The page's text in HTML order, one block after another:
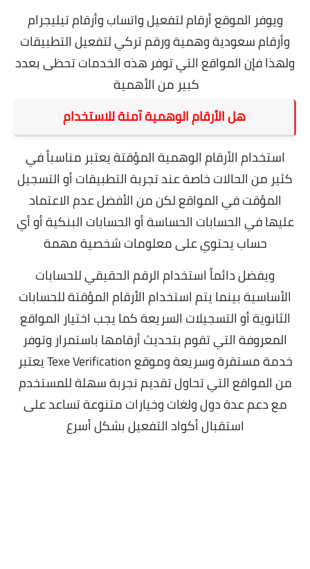
ويوفر الموقع أرقام لتفعيل واتساب وأرقام تيليجرام
وأرقام سعودية وهمية ورقم تركي لتفعيل التطبيقات
ولهذا فإن المواقع التي توفر هذه الخدمات تحظى بعدد
كبير من الأهمية
هل الأرقام الوهمية آمنة للاستخدام
استخدام الأرقام الوهمية المؤقتة يعتبر مناسباً في
كثير من الحالات خاصة عند تجربة التطبيقات أو التسجيل
المؤقت في المواقع لكن من الأفضل عدم الاعتماد
عليها في الحسابات الحساسة أو الحسابات البنكية أو أي
حساب يحتوي على معلومات شخصية مهمة
ويفضل دائماً استخدام الرقم الحقيقي للحسابات
الأساسية بينما يتم استخدام الأرقام المؤقتة للحسابات
الثانوية أو التسجيلات السريعة كما يجب اختيار المواقع
المعروفة التي تقوم بتحديث أرقامها باستمرار وتوفر
خدمة مستقرة وسريعة وموقع Texe Verification يعتبر
من المواقع التي تحاول تقديم تجربة سهلة للمستخدم
مع دعم عدة دول ولغات وخيارات متنوعة تساعد على
استقبال أكواد التفعيل بشكل أسرع